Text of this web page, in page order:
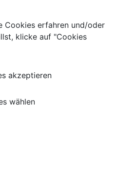
Cookies erfahren und/oder
klicke auf "Cookies
akzeptieren
wählen